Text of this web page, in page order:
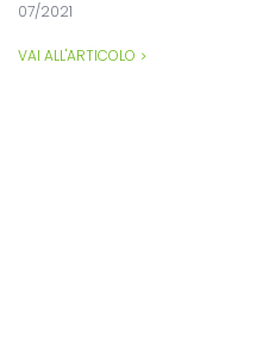
07/2021
VAI ALL'ARTICOLO